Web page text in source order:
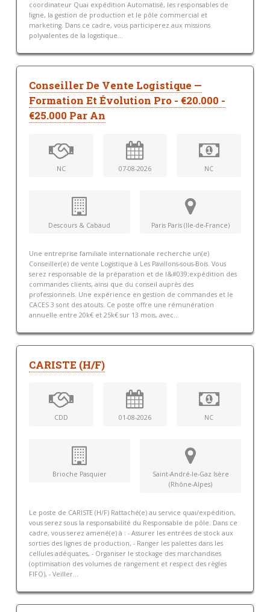
coordinateur Quai expédition Automatisé, les responsables de
ligne, la gestion de production et le pôle commercial et
marketing. Dans ce cadre, vous participerez aux missions
polyvalentes de la logistique...
Conseiller De Vente Logistique —
Formation Et Évolution Pro - €20.000 -
€25.000 Par An
NC 07-08-2026 NC
Descours & Cabaud Paris Paris (Ile-de-France)
Une entreprise familiale internationale recherche un(e)
Conseiller(e) de vente Logistique à Les Pavillons-sous-Bois. Vous
serez responsable de la préparation et de l&#039;expédition des
commandes clients, ainsi que du conseil auprès des
professionnels. Une expérience en gestion de commandes et le
CACES 3 sont des atouts. Ce poste offre une rémunération
annuelle entre 20k€ et 25k€ sur 13 mois, avec...
CARISTE (H/F)
CDD 01-08-2026 NC
Brioche Pasquier
Saint-André-le-Gaz Isère
(Rhône-Alpes)
Le poste de CARISTE (H/F) Rattaché(e) au service quai/expédition,
vous serez sous la responsabilité du Responsable de pôle. Dans ce
cadre, vous serez amené(e) à : - Assurer les entrées de stock aux
sorties des lignes de production, - Ranger les palettes dans les
cellules adéquates, - Organiser le stockage des marchandises
(optimisation des volumes de rangement et respect des règles
FIFO), - Veiller...